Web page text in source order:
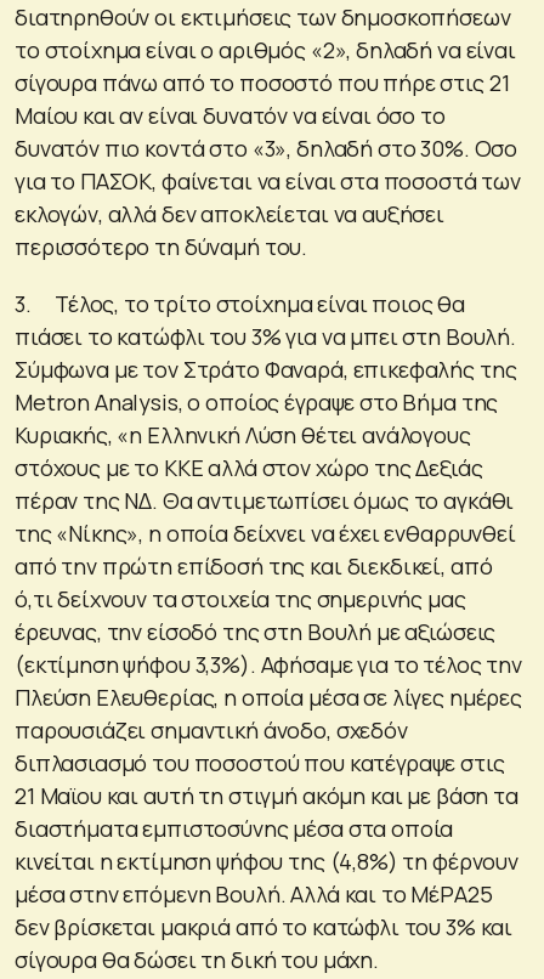
διατηρηθούν οι εκτιμήσεις των δημοσκοπήσεων
το στοίχημα είναι ο αριθμός «2», δηλαδή να είναι
σίγουρα πάνω από το ποσοστό που πήρε στις 21
Μαίου και αν είναι δυνατόν να είναι όσο το
δυνατόν πιο κοντά στο «3», δηλαδή στο 30%. Οσο
για το ΠΑΣΟΚ, φαίνεται να είναι στα ποσοστά των
εκλογών, αλλά δεν αποκλείεται να αυξήσει
περισσότερο τη δύναμή του.
3. Τέλος, το τρίτο στοίχημα είναι ποιος θα
πιάσει το κατώφλι του 3% για να μπει στη Βουλή.
Σύμφωνα με τον Στράτο Φαναρά, επικεφαλής της
Metron Analysis, ο οποίος έγραψε στο Βήμα της
Κυριακής, «η Ελληνική Λύση θέτει ανάλογους
στόχους με το ΚΚΕ αλλά στον χώρο της Δεξιάς
πέραν της ΝΔ. Θα αντιμετωπίσει όμως το αγκάθι
της «Νίκης», η οποία δείχνει να έχει ενθαρρυνθεί
από την πρώτη επίδοσή της και διεκδικεί, από
ό,τι δείχνουν τα στοιχεία της σημερινής μας
έρευνας, την είσοδό της στη Βουλή με αξιώσεις
(εκτίμηση ψήφου 3,3%). Αφήσαμε για το τέλος την
Πλεύση Ελευθερίας, η οποία μέσα σε λίγες ημέρες
παρουσιάζει σημαντική άνοδο, σχεδόν
διπλασιασμό του ποσοστού που κατέγραψε στις
21 Μαϊου και αυτή τη στιγμή ακόμη και με βάση τα
διαστήματα εμπιστοσύνης μέσα στα οποία
κινείται η εκτίμηση ψήφου της (4,8%) τη φέρνουν
μέσα στην επόμενη Βουλή. Αλλά και το ΜέΡΑ25
δεν βρίσκεται μακριά από το κατώφλι του 3% και
σίγουρα θα δώσει τη δική του μάχη.